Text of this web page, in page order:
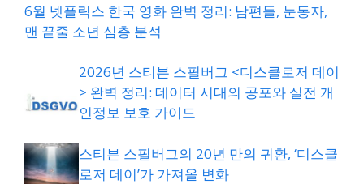
6월 넷플릭스 한국 영화 완벽 정리: 남편들, 눈동자,
맨 끝줄 소년 심층 분석
2026년 스티븐 스필버그 <디스클로저 데이
> 완벽 정리: 데이터 시대의 공포와 실전 개
인정보 보호 가이드
스티븐 스필버그의 20년 만의 귀환, ‘디스클
로저 데이’가 가져올 변화